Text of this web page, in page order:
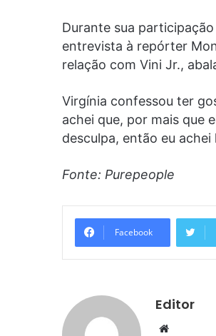
Durante sua
entrevista à repórter
relação com Vini Jr.,
Virgínia confessou ter
achei que, por mais que
desculpa, então eu
Fonte: Purepeople
Facebook
Editor
Website